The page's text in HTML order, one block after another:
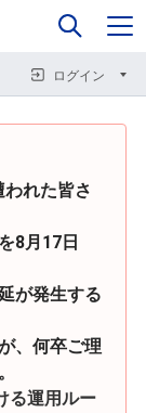
ログイン
0
れた皆さ
8月17日
が発生する
、何卒ご理
る運用ルー